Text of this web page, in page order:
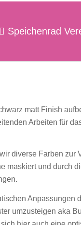
Speichenrad
matt Finish
Arbeiten für
diverse Farben zur
maskiert und durch
Anpassungen
umzusteigen aka